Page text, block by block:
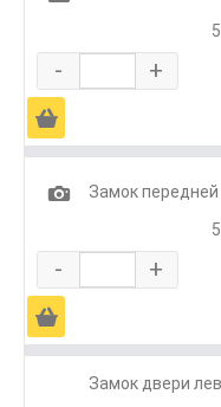
- +
Ä
1
Замок
- +
Ä
Замок двери